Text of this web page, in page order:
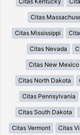
Citas
Citas Mississippi
Citas Nevada
Citas New Mexico
Citas North Dakota
Citas Pennsylvania
Citas South Dakota
Citas Vermont Citas